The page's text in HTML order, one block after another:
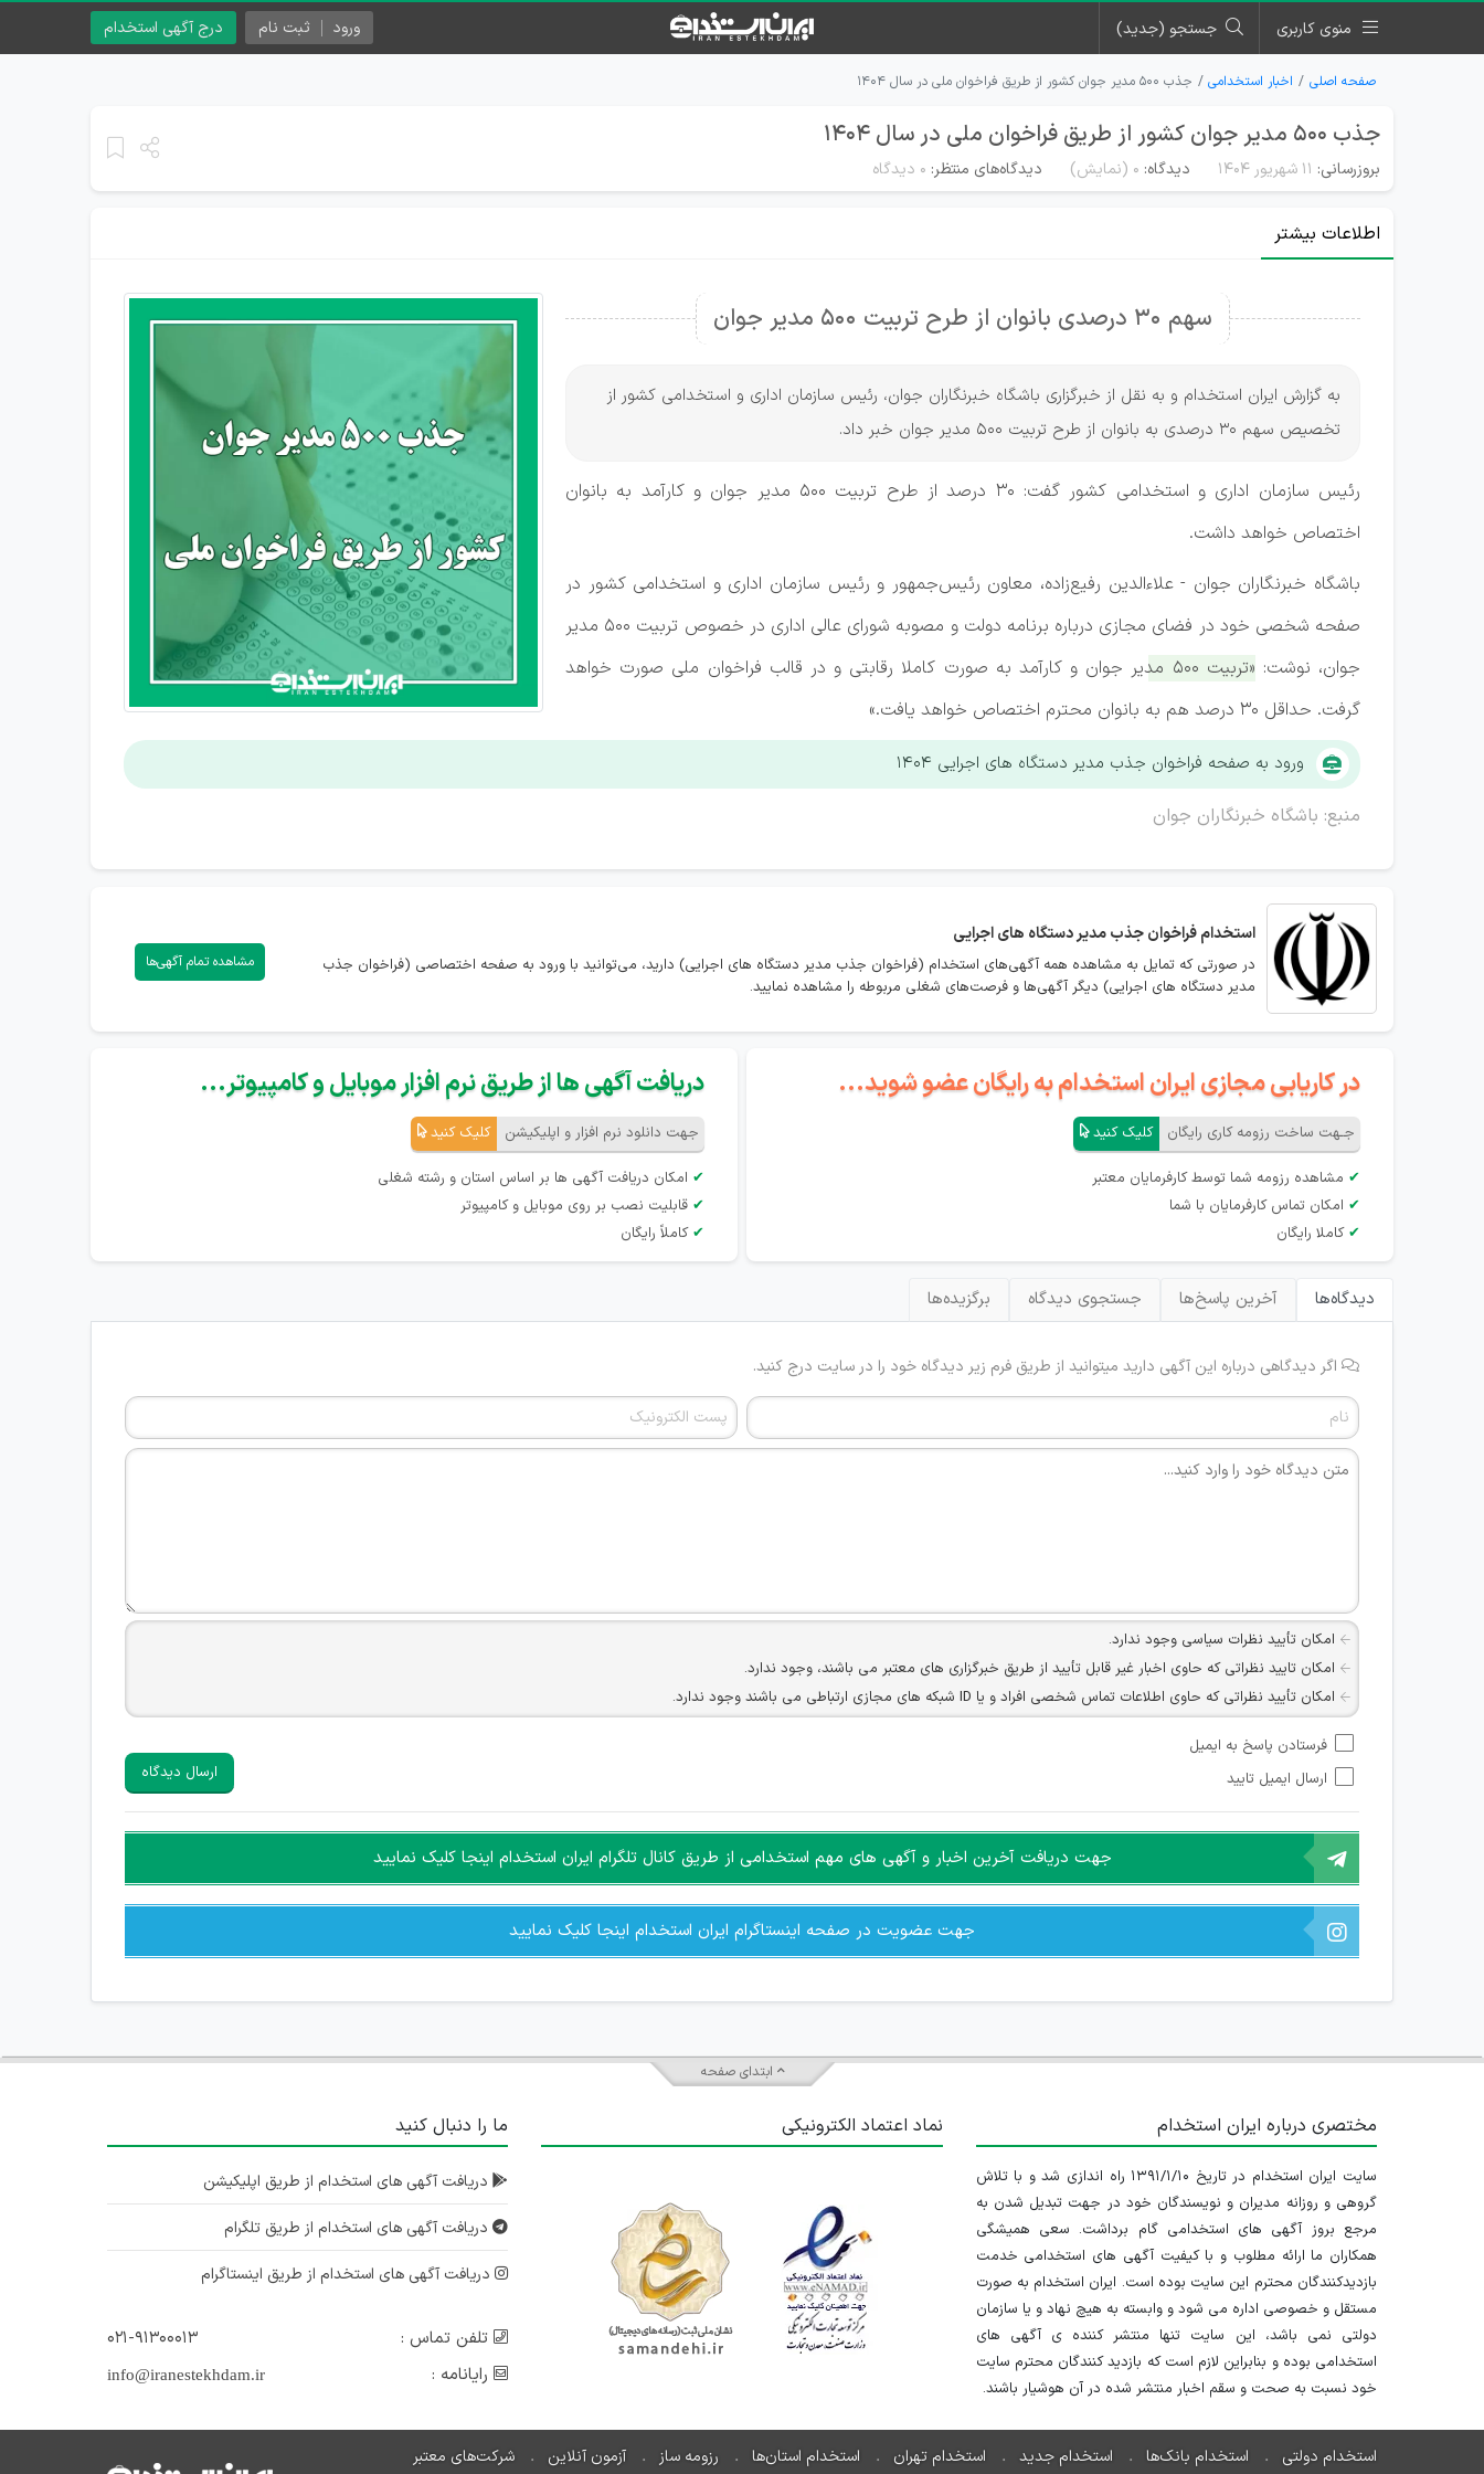
منوی کاربری جستجو (جدید) درج آگهی استخدام ورود ثبت نام
صفحه اصلی اخبار استخدامی جذب ۵۰۰ مدیر جوان کشور از طریق فراخوان ملی در سال ۱۴۰۴
جذب ۵۰۰ مدیر جوان کشور از طریق فراخوان ملی در سال ۱۴۰۴
بروزرسانی: ۱۱ شهریور ۱۴۰۴ دیدگاه: 0 (نمایش) دیدگاه‌های منتظر: ۰ دیدگاه
اطلاعات بیشتر
سهم ۳۰ درصدی بانوان از طرح تربیت ۵۰۰ مدیر جوان
به گزارش ایران استخدام و به نقل از خبرگزاری باشگاه خبرنگاران جوان، رئیس سازمان اداری و استخدامی کشور از
تخصیص سهم ۳۰ درصدی به بانوان از طرح تربیت ۵۰۰ مدیر جوان خبر داد.
رئیس سازمان اداری و استخدامی کشور گفت: ۳۰ درصد از طرح تربیت ۵۰۰ مدیر جوان و کارآمد به بانوان
اختصاص خواهد داشت.
باشگاه خبرنگاران جوان - علاءالدین رفیع‌زاده، معاون رئیس‌جمهور و رئیس سازمان اداری و استخدامی کشور در
صفحه شخصی خود در فضای مجازی درباره برنامه دولت و مصوبه شورای عالی اداری در خصوص تربیت ۵۰۰ مدیر
جوان، نوشت:
«تربیت ۵۰۰ مدیر جوان و کارآمد به صورت کاملا رقابتی و در قالب فراخوان ملی صورت خواهد
گرفت. حداقل ۳۰ درصد هم به بانوان محترم اختصاص خواهد یافت.»
ورود به صفحه فراخوان جذب مدیر دستگاه های اجرایی ۱۴۰۴
منبع: باشگاه خبرنگاران جوان
استخدامفراخوان جذب مدیر دستگاه های اجرایی
در صورتی که تمایل به مشاهده همه آگهی‌های استخدام (فراخوان جذب مدیر دستگاه های اجرایی) دارید، می‌توانید با ورود به صفحه اختصاصی (فراخوان جذب
مدیر دستگاه های اجرایی) دیگر آگهی‌ها و فرصت‌های شغلی مربوطه را مشاهده نمایید.
مشاهده تمام آگهی‌ها
در کاریابی مجازی ایران استخدام به رایگان عضو شوید...
جـهت ساخت رزومه کاری رایگان کلیک کنید
✔ مشاهده رزومه شما توسط کارفرمایان معتبر
✔ امکان تماس کارفرمایان با شما
✔ کاملا رایگان
دریافت آگهی ها از طریق نرم افزار موبایل و کامپیوتر...
جهت دانلود نرم افزار و اپلیکیشن کلیک کنید
✔ امکان دریافت آگهی ها بر اساس استان و رشته شغلی
✔ قابلیت نصب بر روی موبایل و کامپیوتر
✔ کاملاً رایگان
دیدگاه‌ها آخرین پاسخ‌ها جستجوی دیدگاه برگزیده‌ها
اگر دیدگاهی درباره این آگهی دارید میتوانید از طریق فرم زیر دیدگاه خود را در سایت درج کنید.
امکان تأیید نظرات سیاسی وجود ندارد.
امکان تایید نظراتی که حاوی اخبار غیر قابل تأیید از طریق خبرگزاری های معتبر می باشند، وجود ندارد.
امکان تأیید نظراتی که حاوی اطلاعات تماس شخصی افراد و یا ID شبکه های مجازی ارتباطی می باشند وجود ندارد.
هرگونه تحریک، تحقیر و کنایه به سایر افراد (مسئول و غیر مسئول) غیر مجاز می باشد.
امکان هماهنگی برای هرگونه ملاقات حضوری چه به صورت دسته جمعی و چه فردی توسط کاربران سایت وجود ندارد.
فرستادن پاسخ به ایمیل
ارسال ایمیل تایید
ارسال دیدگاه
جهت دریافت آخرین اخبار و آگهی های مهم استخدامی از طریق کانال تلگرام ایران استخدام اینجا کلیک نمایید
جهت عضویت در صفحه اینستاگرام ایران استخدام اینجا کلیک نمایید
ابتدای صفحه
مختصری درباره ایران استخدام
سایت ایران استخدام در تاریخ ۱۳۹۱/۱/۱۰ راه اندازی شد و با تلاش
گروهی و روزانه مدیران و نویسندگان خود در جهت تبدیل شدن به
مرجع بروز آگهی های استخدامی گام برداشت. سعی همیشگی
همکاران ما ارائه مطلوب و با کیفیت آگهی های استخدامی خدمت
بازدیدکنندگان محترم این سایت بوده است. ایران استخدام به صورت
مستقل و خصوصی اداره می شود و وابسته به هیچ نهاد و یا سازمان
دولتی نمی باشد، این سایت تنها منتشر کننده ی آگهی های
استخدامی بوده و بنابراین لازم است که بازدید کنندگان محترم سایت
خود نسبت به صحت و سقم اخبار منتشر شده در آن هوشیار باشند.
نماد اعتماد الکترونیکی ما را دنبال کنید
دریافت آگهی های استخدام از طریق اپلیکیشن
دریافت آگهی های استخدام از طریق تلگرام
دریافت آگهی های استخدام از طریق اینستاگرام
تلفن تماس :
۰۲۱-۹۱۳۰۰۰۱۳
رایانامه :
info@iranestekhdam.ir
استخدام دولتی استخدام بانک‌ها استخدام جدید استخدام تهران استخدام استان‌ها رزومه ساز آزمون آنلاین شرکت‌های معتبر